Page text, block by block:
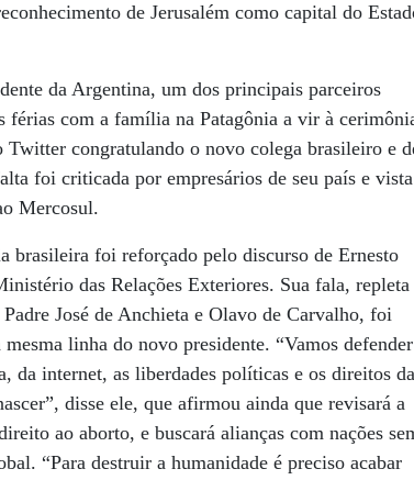
de Jerusalém como capital do
da Argentina, um dos principais parceiros
com a família na Patagônia a vir à
congratulando o novo colega brasileiro e
foi criticada por empresários de seu país e vista
Mercosul.
brasileira foi reforçado pelo discurso de Ernesto
das Relações Exteriores. Sua fala, repleta
José de Anchieta e Olavo de Carvalho, foi
linha do novo presidente. “Vamos defender
da internet, as liberdades políticas e os direitos da
disse ele, que afirmou ainda que revisará a
ao aborto, e buscará alianças com nações
“Para destruir a humanidade é preciso acabar